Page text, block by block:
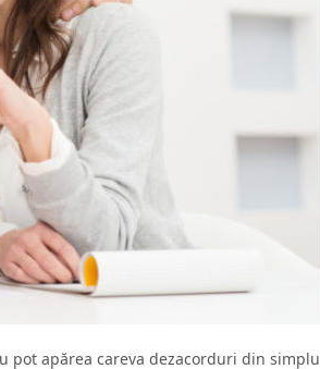
apărea careva dezacorduri din simplu